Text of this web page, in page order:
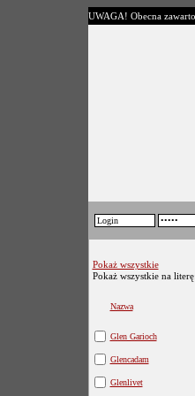
UWAGA! Obecna
Pokaż wszystkie
Pokaż wszystkie na literę:
Nazwa
Glen Garioch
Glencadam
Glenlivet